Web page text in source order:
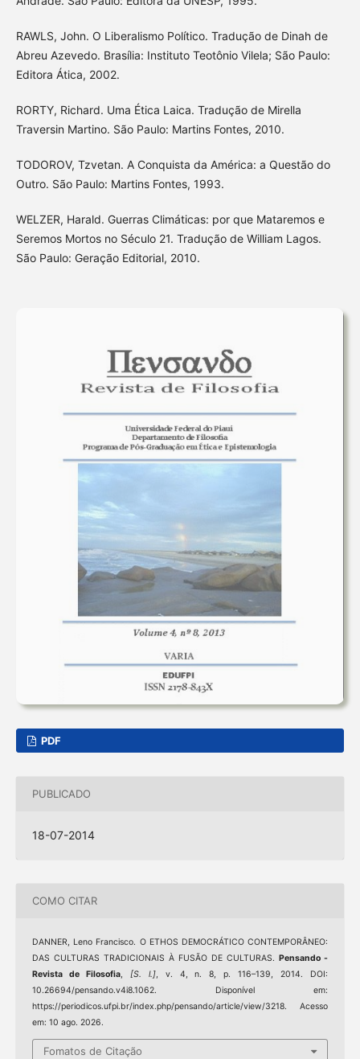
RAWLS, John. O Liberalismo Político. Tradução de Dinah de
Abreu Azevedo. Brasília: Instituto Teotônio Vilela; São Paulo:
Editora Ática, 2002.
RORTY, Richard. Uma Ética Laica. Tradução de Mirella
Traversin Martino. São Paulo: Martins Fontes, 2010.
TODOROV, Tzvetan. A Conquista da América: a Questão do
Outro. São Paulo: Martins Fontes, 1993.
WELZER, Harald. Guerras Climáticas: por que Mataremos e
Seremos Mortos no Século 21. Tradução de William Lagos.
São Paulo: Geração Editorial, 2010.
PDF
PUBLICADO
18-07-2014
COMO CITAR
DANNER, Leno Francisco. O ETHOS DEMOCRÁTICO CONTEMPORÂNEO:
DAS CULTURAS TRADICIONAIS À FUSÃO DE CULTURAS.Pensando -
Revista de Filosofia, [S. l.], v. 4, n. 8, p. 116–139, 2014. DOI:
10.26694/pensando.v4i8.1062. Disponível em:
https://periodicos.ufpi.br/index.php/pensando/article/view/3218. Acesso
em: 10 ago. 2026.
Fomatos de Citação